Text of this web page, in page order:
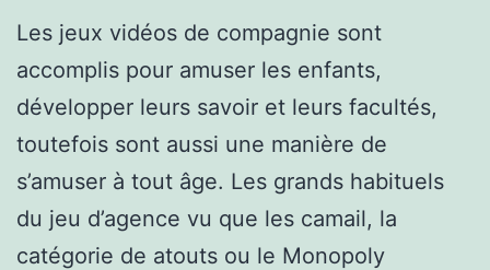
Les jeux vidéos de compagnie sont
accomplis pour amuser les enfants,
développer leurs savoir et leurs facultés,
toutefois sont aussi une manière de
s’amuser à tout âge. Les grands habituels
du jeu d’agence vu que les camail, la
catégorie de atouts ou le Monopoly